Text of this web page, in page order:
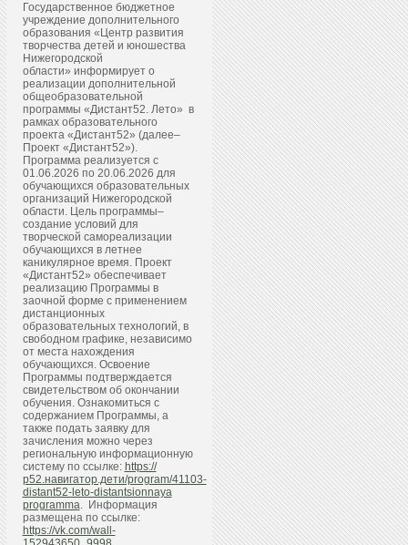
Государственное бюджетное
учреждение дополнительного
образования «Центр развития
творчества детей и юношества
Нижегородской
области» информирует о
реализации дополнительной
общеобразовательной
программы «Дистант52. Лето» в
рамках образовательного
проекта «Дистант52» (далее–
Проект «Дистант52»).
Программа реализуется с
01.06.2026 по 20.06.2026 для
обучающихся образовательных
организаций Нижегородской
области. Цель программы–
создание условий для
творческой самореализации
обучающихся в летнее
каникулярное время. Проект
«Дистант52» обеспечивает
реализацию Программы в
заочной форме с применением
дистанционных
образовательных технологий, в
свободном графике, независимо
от места нахождения
обучающихся. Освоение
Программы подтверждается
свидетельством об окончании
обучения. Ознакомиться с
содержанием Программы, а
также подать заявку для
зачисления можно через
региональную информационную
систему по ссылке: https://
р52.навигатор.дети/program/41103-
distant52-leto-distantsionnaya
programma. Информация
размещена по ссылке:
https://vk.com/wall-